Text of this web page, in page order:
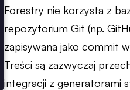
Forestry nie korzysta z
repozytorium Git (np.
zapisywana jako commit
Treści są zazwyczaj
integracji z generatorami